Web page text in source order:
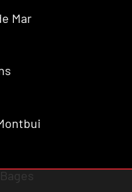
Mar